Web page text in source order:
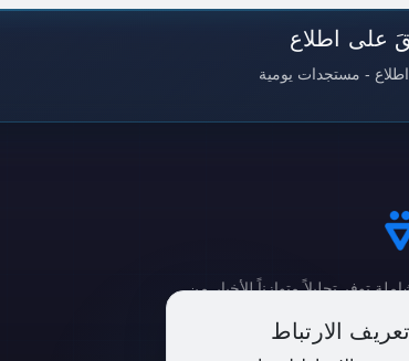
الارتباط
على اطلاع
- مستجدات يومية
توفر تحليلاً متوازناً للأخبار من